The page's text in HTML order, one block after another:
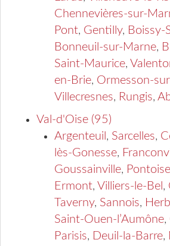
Chennevières-sur-
Pont, Gentilly, Boissy-
Bonneuil-sur-Marne,
Saint-Maurice,
en-Brie, Ormesson-
Villecresnes, Rungis,
Val-d'Oise (95)
Argenteuil , Sarcelles,
lès-Gonesse,
Goussainville, Pontoise
Ermont, Villiers-le-Bel ,
Taverny, Sannois,
Saint-Ouen-l’Aumône,
Parisis, Deuil-la-Barre,